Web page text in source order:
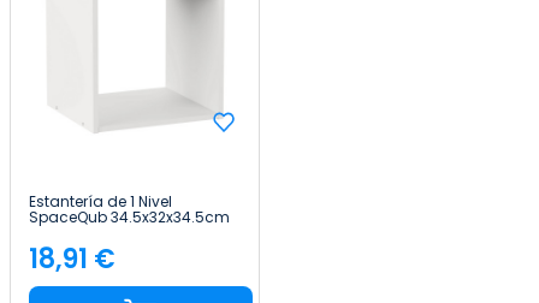
Estantería de 1 Nivel
SpaceQub 34.5x32x34.5cm
7house
Precio
18,91 €